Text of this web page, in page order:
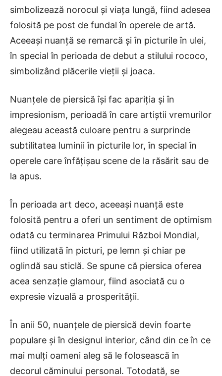
simbolizează norocul și viața lungă, fiind adesea
folosită pe post de fundal în operele de artă.
Aceeași nuanță se remarcă și în picturile în ulei,
în special în perioada de debut a stilului rococo,
simbolizând plăcerile vieții și joaca.
Nuanțele de piersică își fac apariția și în
impresionism, perioadă în care artiștii vremurilor
alegeau această culoare pentru a surprinde
subtilitatea luminii în picturile lor, în special în
operele care înfățișau scene de la răsărit sau de
la apus.
În perioada art deco, aceeași nuanță este
folosită pentru a oferi un sentiment de optimism
odată cu terminarea Primului Război Mondial,
fiind utilizată în picturi, pe lemn și chiar pe
oglindă sau sticlă. Se spune că piersica oferea
acea senzație glamour, fiind asociată cu o
expresie vizuală a prosperității.
În anii 50, nuanțele de piersică devin foarte
populare și în designul interior, când din ce în ce
mai mulți oameni aleg să le folosească în
decorul căminului personal. Totodată, se